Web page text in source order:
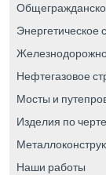
Энергетическое
Нефтегазовое
Мосты и
Изделия по
Наши работы